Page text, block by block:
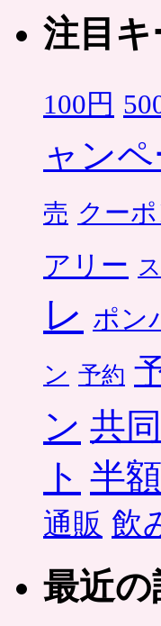
注目キ
100円
ャン
売 クー
アリー
レ ポン
ン 予約
ン 共
ト 半額
通販 飲
最近の